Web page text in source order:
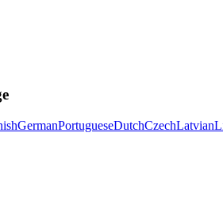
GermanPortugueseDutchCzechLatvian